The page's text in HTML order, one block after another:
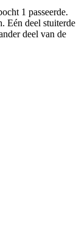
1 passeerde.
Eén deel stuiterde
deel van de